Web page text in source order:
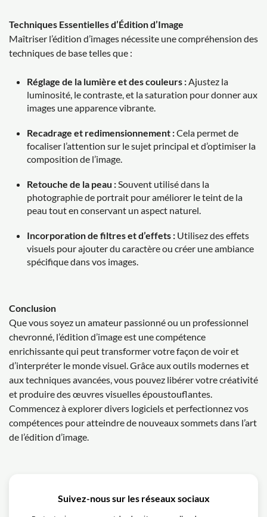
Techniques Essentielles d’Édition d’Image
Maîtriser l’édition d’images nécessite une compréhension des
techniques de base telles que :
Réglage de la lumière et des couleurs : Ajustez la
luminosité, le contraste, et la saturation pour donner aux
images une apparence vibrante.
Recadrage et redimensionnement :Cela permet de
focaliser l’attention sur le sujet principal et d’optimiser la
composition de l’image.
Retouche de la peau : Souvent utilisé dans la
photographie de portrait pour améliorer le teint de la
peau tout en conservant un aspect naturel.
Incorporation de filtres et d’effets : Utilisez des effets
visuels pour ajouter du caractère ou créer une ambiance
spécifique dans vos images.
Conclusion
Que vous soyez un amateur passionné ou un professionnel
chevronné, l’édition d’image est une compétence
enrichissante qui peut transformer votre façon de voir et
d’interpréter le monde visuel. Grâce aux outils modernes et
aux techniques avancées, vous pouvez libérer votre créativité
et produire des œuvres visuelles époustouflantes.
Commencez à explorer divers logiciels et perfectionnez vos
compétences pour atteindre de nouveaux sommets dans l’art
de l’édition d’image.
Suivez-nous sur les réseaux sociaux